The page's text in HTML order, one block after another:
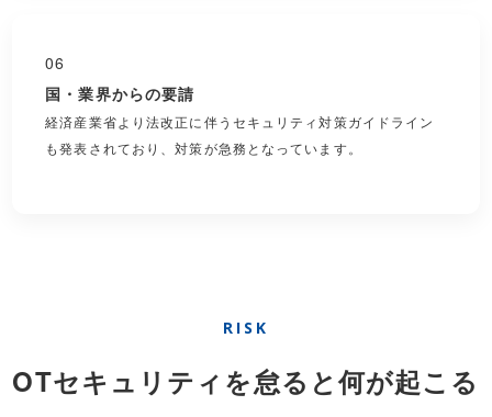
06
国・業界からの要請
経済産業省より法改正に伴うセキュリティ対策ガイドライン
も発表されており、対策が急務となっています。
RISK
OTセキュリティを怠ると何が起こる